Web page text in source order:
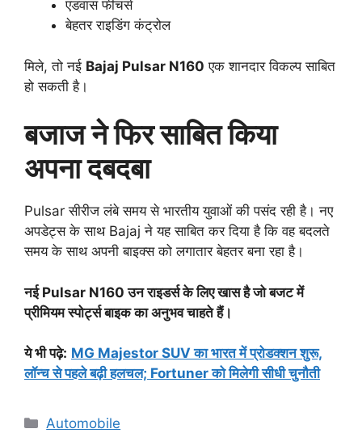
एडवांस फीचर्स
बेहतर राइडिंग कंट्रोल
मिले, तो नई Bajaj Pulsar N160 एक शानदार विकल्प साबित
हो सकती है।
बजाज ने फिर साबित किया
अपना दबदबा
Pulsar सीरीज लंबे समय से भारतीय युवाओं की पसंद रही है। नए
अपडेट्स के साथ Bajaj ने यह साबित कर दिया है कि वह बदलते
समय के साथ अपनी बाइक्स को लगातार बेहतर बना रहा है।
नई Pulsar N160 उन राइडर्स के लिए खास है जो बजट में
प्रीमियम स्पोर्ट्स बाइक का अनुभव चाहते हैं।
ये भी पढ़े: MG Majestor SUV का भारत में प्रोडक्शन शुरू,
लॉन्च से पहले बढ़ी हलचल; Fortuner को मिलेगी सीधी चुनौती
Categories
Automobile